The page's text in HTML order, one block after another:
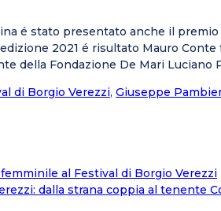
é stato presentato anche il
2021 é risultato Mauro
della Fondazione De Mari Luciano
di Borgio Verezzi, Giuseppe
al Festival di Borgio Verezzi
dalla strana coppia al tenente